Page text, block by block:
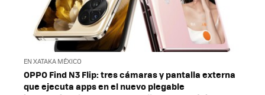
EN XATAKA MÉXICO
OPPO Find N3 Flip: tres cámaras y pantalla externa
que ejecuta apps en el nuevo plegable